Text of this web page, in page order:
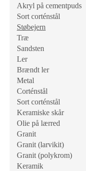
Akryl på cementpuds
Sort corténstål
Støbejern
Træ
Sandsten
Ler
Brændt ler
Metal
Corténstål
Sort corténstål
Keramiske skår
Olie på lærred
Granit
Granit (larvikit)
Granit (polykrom)
Keramik